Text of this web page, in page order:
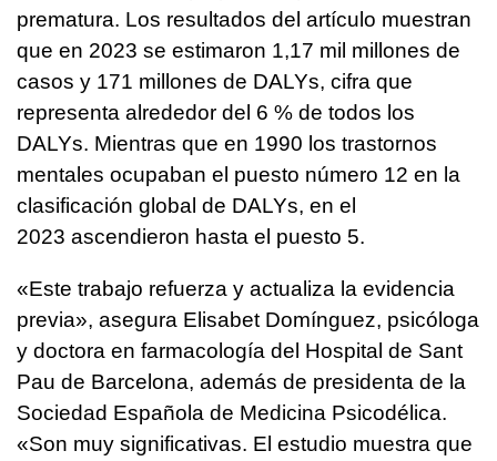
prematura. Los resultados del artículo muestran
que en 2023 se estimaron 1,17 mil millones de
casos y 171 millones de DALYs, cifra que
representa alrededor del 6 % de todos los
DALYs. Mientras que en 1990 los trastornos
mentales ocupaban el puesto número 12 en la
clasificación global de DALYs, en el
2023 ascendieron hasta el puesto 5.
«Este trabajo refuerza y actualiza la evidencia
previa», asegura Elisabet Domínguez, psicóloga
y doctora en farmacología del Hospital de Sant
Pau de Barcelona, además de presidenta de la
Sociedad Española de Medicina Psicodélica.
«Son muy significativas. El estudio muestra que